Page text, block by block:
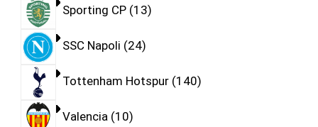
Sporting CP 13
SSC Napoli 24
Tottenham Hotspur 140
Valencia 10